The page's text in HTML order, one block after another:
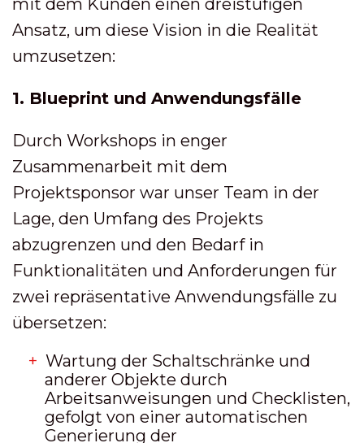
Ansatz, um diese Vision in die Realität
umzusetzen:
1. Blueprint und Anwendungsfälle
Durch Workshops in enger
Zusammenarbeit mit dem
Projektsponsor war unser Team in der
Lage, den Umfang des Projekts
abzugrenzen und den Bedarf in
Funktionalitäten und Anforderungen für
zwei repräsentative Anwendungsfälle zu
übersetzen:
Wartung der Schaltschränke und
anderer Objekte durch
Arbeitsanweisungen und Checklisten,
gefolgt von einer automatischen
Generierung der